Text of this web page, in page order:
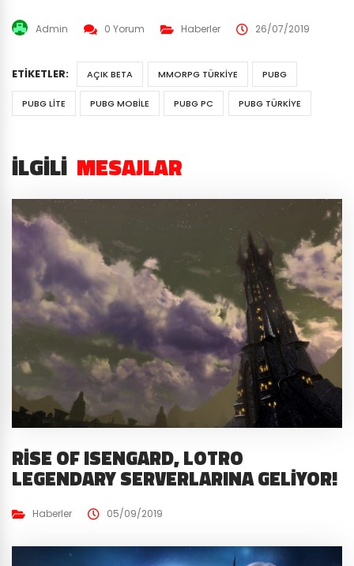
Admin 0 Yorum Haberler 26/07/2019
ETIKETLER: AÇIK BETA MMORPG TÜRKIYE PUBG
PUBG LITE PUBG MOBILE PUBG PC PUBG TÜRKIYE
İLGILI MESAJLAR
RISE OF ISENGARD, LOTRO
LEGENDARY SERVERLARINA GELIYOR!
Haberler 05/09/2019